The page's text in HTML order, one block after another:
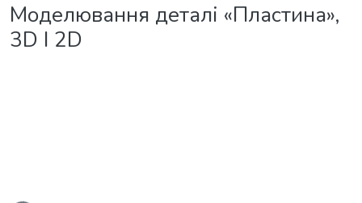
Моделювання деталі «Пластина»,
3D І 2D